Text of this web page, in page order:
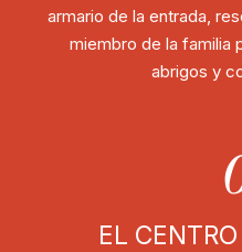
armario de la entrada,
miembro de la familia
abrigos y
EL